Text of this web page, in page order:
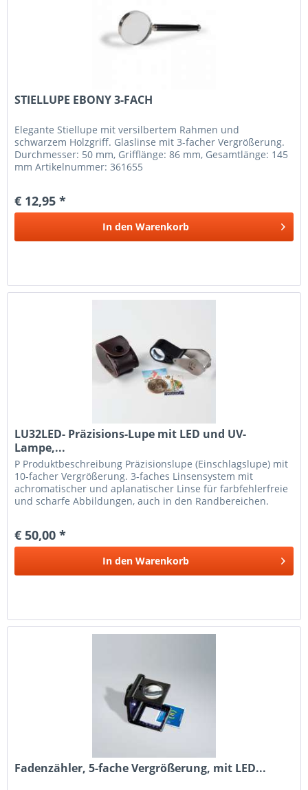
STIELLUPE EBONY 3-FACH
Elegante Stiellupe mit versilbertem Rahmen und
schwarzem Holzgriff. Glaslinse mit 3-facher Vergrößerung.
Durchmesser: 50 mm, Grifflänge: 86 mm, Gesamtlänge: 145
mm Artikelnummer: 361655
€ 12,95 *
In den Warenkorb
LU32LED- Präzisions-Lupe mit LED und UV-
Lampe,...
P Produkt­beschreibung Präzisionslupe (Einschlagslupe) mit
10-facher Vergrößerung. 3-faches Linsensystem mit
achromatischer und aplanatischer Linse für farbfehlerfreie
und scharfe Abbildungen, auch in den Randbereichen.
€ 50,00 *
In den Warenkorb
Fadenzähler, 5-fache Vergrößerung, mit LED...